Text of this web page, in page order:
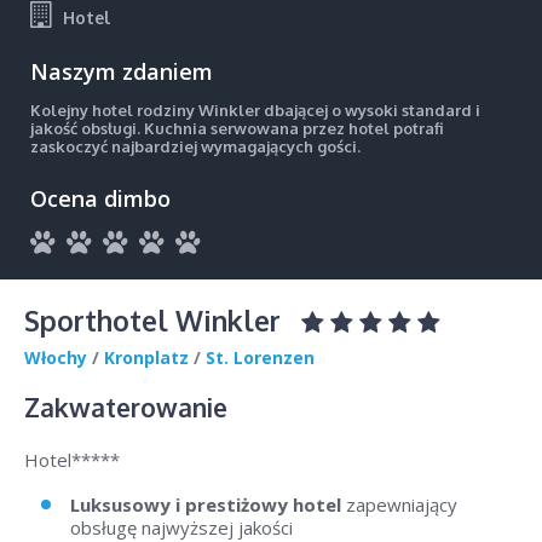
Hotel
Naszym zdaniem
Kolejny hotel rodziny Winkler dbającej o wysoki standard i
jakość obsługi. Kuchnia serwowana przez hotel potrafi
zaskoczyć najbardziej wymagających gości.
Ocena dimbo
Sporthotel Winkler
Włochy / Kronplatz / St. Lorenzen
Zakwaterowanie
Hotel*****
Luksusowy i prestiżowy hotel zapewniający
obsługę najwyższej jakości